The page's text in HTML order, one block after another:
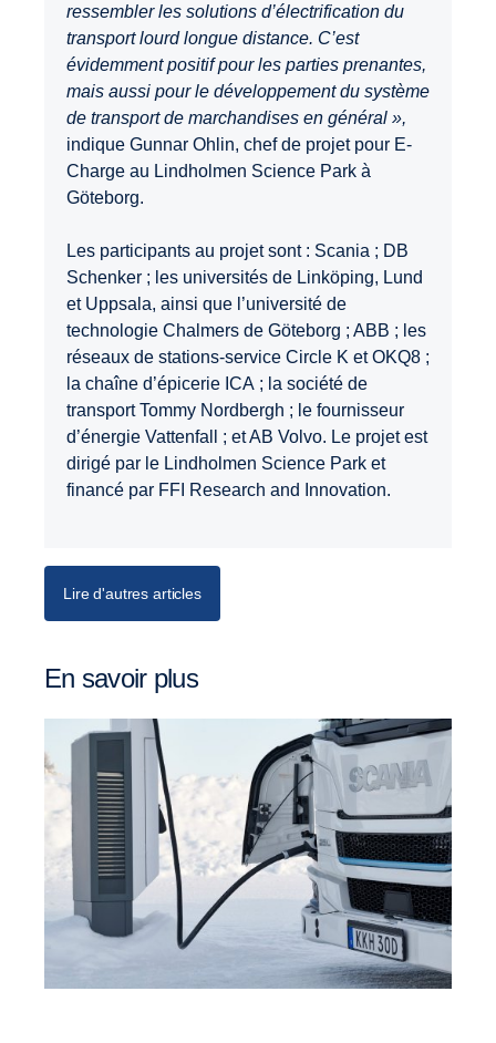
ressembler les solutions d’électrification du
transport lourd longue distance. C’est
évidemment positif pour les parties prenantes,
mais aussi pour le développement du système
de transport de marchandises en général »,
indique Gunnar Ohlin, chef de projet pour E-
Charge au Lindholmen Science Park à
Göteborg.
Les participants au projet sont : Scania ; DB
Schenker ; les universités de Linköping, Lund
et Uppsala, ainsi que l’université de
technologie Chalmers de Göteborg ; ABB ; les
réseaux de stations-service Circle K et OKQ8 ;
la chaîne d’épicerie ICA ; la société de
transport Tommy Nordbergh ; le fournisseur
d’énergie Vattenfall ; et AB Volvo. Le projet est
dirigé par le Lindholmen Science Park et
financé par FFI Research and Innovation.
Lire d'autres articles
En savoir plus